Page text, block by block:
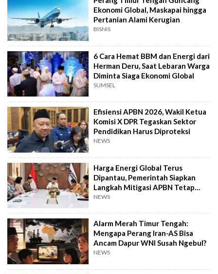
Ekonomi Global, Maskapai hingga
Pertanian Alami Kerugian
BISNIS
6 Cara Hemat BBM dan Energi dari
Herman Deru, Saat Lebaran Warga
Diminta Siaga Ekonomi Global
SUMSEL
Efisiensi APBN 2026, Wakil Ketua
Komisi X DPR Tegaskan Sektor
Pendidikan Harus Diproteksi
NEWS
Harga Energi Global Terus
Dipantau, Pemerintah Siapkan
Langkah Mitigasi APBN Tetap
Terkendali
NEWS
Alarm Merah Timur Tengah:
Mengapa Perang Iran-AS Bisa
Ancam Dapur WNI Susah Ngebul?
NEWS